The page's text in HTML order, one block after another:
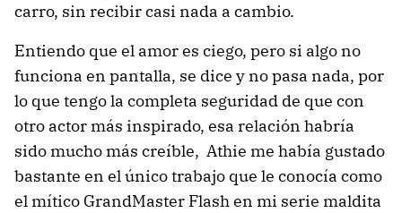
carro, sin recibir casi nada a cambio.
Entiendo que el amor es ciego, pero si algo no
funciona en pantalla, se dice y no pasa nada, por
lo que tengo la completa seguridad de que con
otro actor más inspirado, esa relación habría
sido mucho más creíble, Athie me había gustado
bastante en el único trabajo que le conocía como
el mítico GrandMaster Flash en mi serie maldita